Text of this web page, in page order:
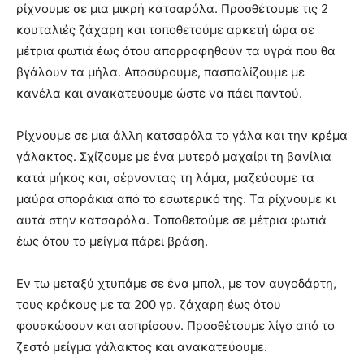
ρίχνουμε σε μια μικρή κατσαρόλα. Προσθέτουμε τις 2
κουταλιές ζάχαρη και τοποθετούμε αρκετή ώρα σε
μέτρια φωτιά έως ότου απορροφηθούν τα υγρά που θα
βγάλουν τα μήλα. Αποσύρουμε, πασπαλίζουμε με
κανέλα και ανακατεύουμε ώστε να πάει παντού.
Ρίχνουμε σε μια άλλη κατσαρόλα το γάλα και την κρέμα
γάλακτος. Σχίζουμε με ένα μυτερό μαχαίρι τη βανίλια
κατά μήκος και, σέρνοντας τη λάμα, μαζεύουμε τα
μαύρα σποράκια από το εσωτερικό της. Τα ρίχνουμε κι
αυτά στην κατσαρόλα. Τοποθετούμε σε μέτρια φωτιά
έως ότου το μείγμα πάρει βράση.
Εν τω μεταξύ χτυπάμε σε ένα μπολ, με τον αυγοδάρτη,
τους κρόκους με τα 200 γρ. ζάχαρη έως ότου
φουσκώσουν και ασπρίσουν. Προσθέτουμε λίγο από το
ζεστό μείγμα γάλακτος και ανακατεύουμε.